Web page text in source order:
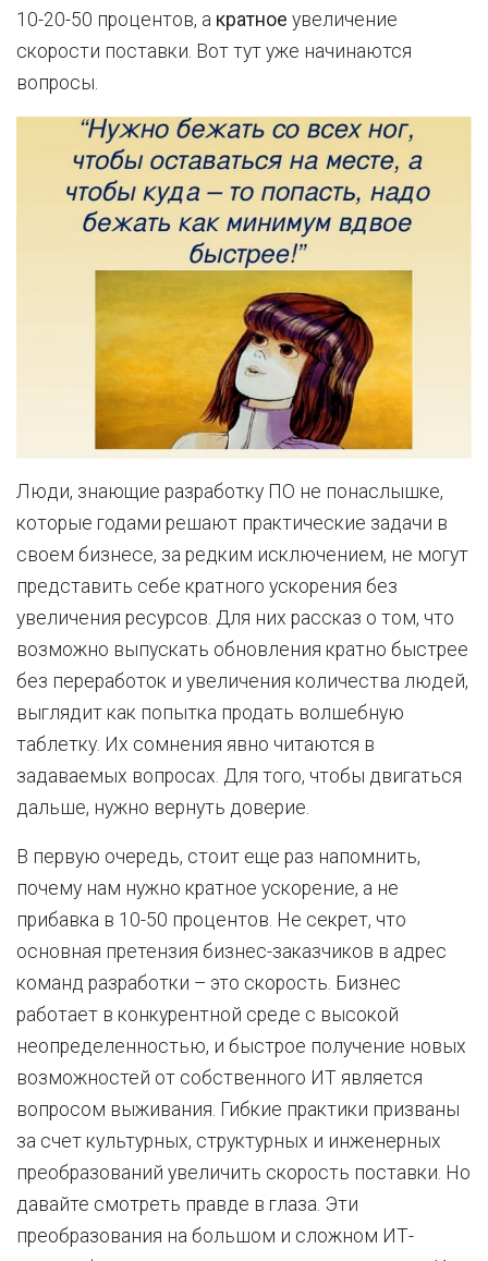
10-20-50 процентов, а кратное увеличение
скорости поставки. Вот тут уже начинаются
вопросы.
Люди, знающие разработку ПО не понаслышке,
которые годами решают практические задачи в
своем бизнесе, за редким исключением, не могут
представить себе кратного ускорения без
увеличения ресурсов. Для них рассказ о том, что
возможно выпускать обновления кратно быстрее
без переработок и увеличения количества людей,
выглядит как попытка продать волшебную
таблетку. Их сомнения явно читаются в
задаваемых вопросах. Для того, чтобы двигаться
дальше, нужно вернуть доверие.
В первую очередь, стоит еще раз напомнить,
почему нам нужно кратное ускорение, а не
прибавка в 10-50 процентов. Не секрет, что
основная претензия бизнес-заказчиков в адрес
команд разработки – это скорость. Бизнес
работает в конкурентной среде с высокой
неопределенностью, и быстрое получение новых
возможностей от собственного ИТ является
вопросом выживания. Гибкие практики призваны
за счет культурных, структурных и инженерных
преобразований увеличить скорость поставки. Но
давайте смотреть правде в глаза. Эти
преобразования на большом и сложном ИТ-